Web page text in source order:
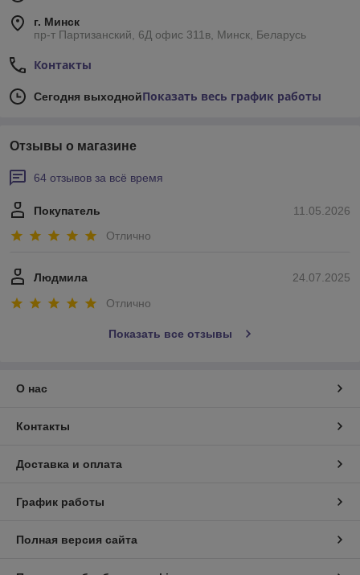
г. Минск
пр-т Партизанский, 6Д офис 311в, Минск, Беларусь
Контакты
Сегодня выходнойПоказать весь график работы
Отзывы о магазине
64 отзывов за всё время
11.05.2026
Покупатель
Отлично
24.07.2025
Людмила
Отлично
Показать все отзывы
О нас
Контакты
Доставка и оплата
График работы
Полная версия сайта